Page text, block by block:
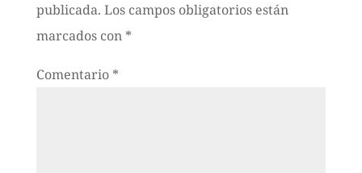
publicada. Los campos obligatorios están
marcados con *
Comentario *